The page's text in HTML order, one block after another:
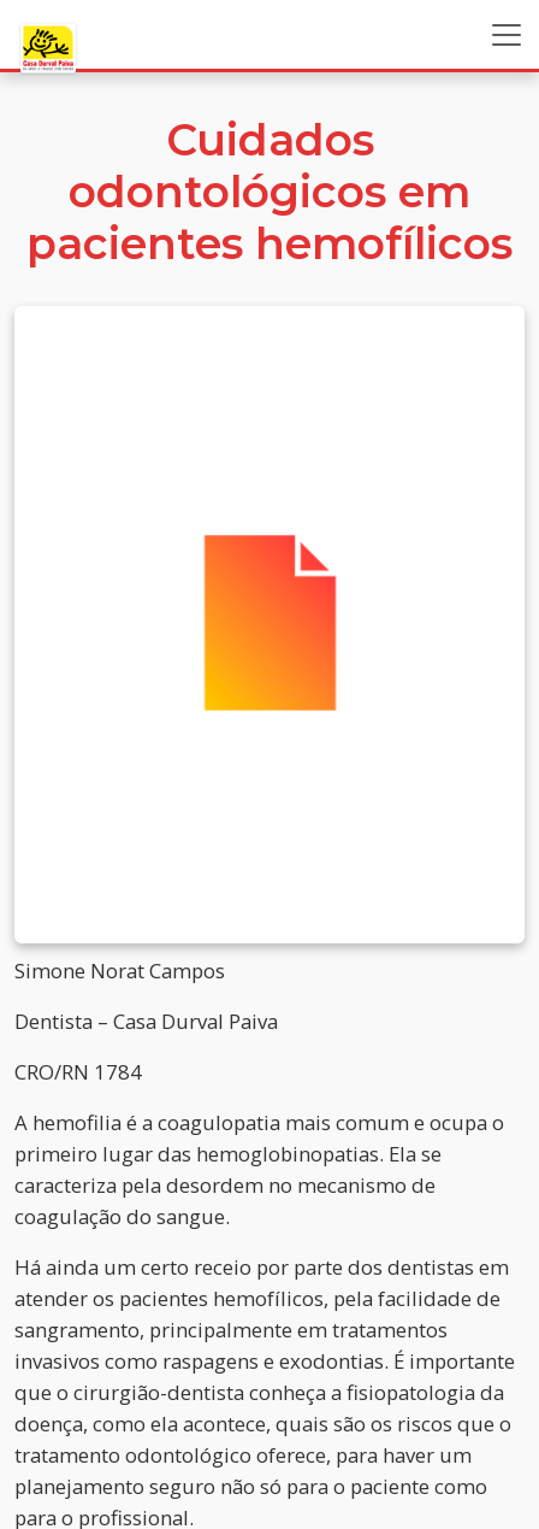
Cuidados
odontológicos em
pacientes hemofílicos
Simone Norat Campos
Dentista – Casa Durval Paiva
CRO/RN 1784
A hemofilia é a coagulopatia mais comum e ocupa o
primeiro lugar das hemoglobinopatias. Ela se
caracteriza pela desordem no mecanismo de
coagulação do sangue.
Há ainda um certo receio por parte dos dentistas em
atender os pacientes hemofílicos, pela facilidade de
sangramento, principalmente em tratamentos
invasivos como raspagens e exodontias. É importante
que o cirurgião-dentista conheça a fisiopatologia da
doença, como ela acontece, quais são os riscos que o
tratamento odontológico oferece, para haver um
planejamento seguro não só para o paciente como
para o profissional.